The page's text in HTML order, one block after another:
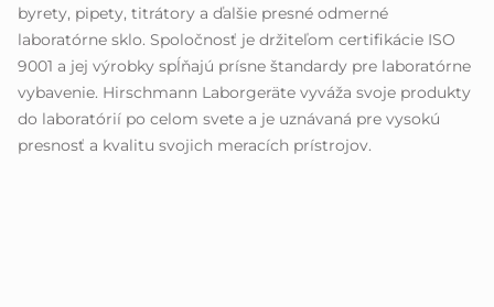
byrety, pipety, titrátory a ďalšie presné odmerné
laboratórne sklo. Spoločnosť je držiteľom certifikácie ISO
9001 a jej výrobky spĺňajú prísne štandardy pre laboratórne
vybavenie. Hirschmann Laborgeräte vyváža svoje produkty
do laboratórií po celom svete a je uznávaná pre vysokú
presnosť a kvalitu svojich meracích prístrojov.